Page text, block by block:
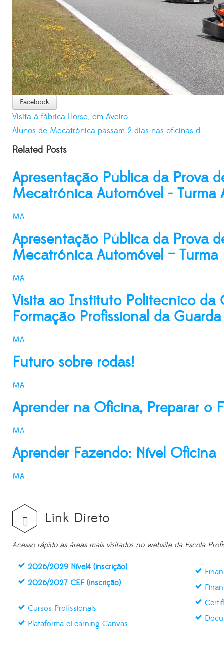
Facebook
Visita à fábrica Horse, em Aveiro
Alunos de Mecatrónica passam 2 dias nas oficinas d...
Related Posts
Apresentação Pública da Prova
Mecatrónica Automóvel - Turma
MA
Apresentação Pública da Prova
Mecatrónica Automóvel – Turma
MA
Visita ao Instituto Politécnico da
Formação Profissional da Guarda
MA
Futuro sobre rodas!
MA
Aprender na Oficina, Preparar o
MA
Aprender Fazendo: Nível Oficina
MA
Link Direto
Acesso rápido as áreas mais visitados no website da Escola
2026/2029 Nível4 (inscrição)
2026/2027 CEF (inscrição)
Cursos Profissionais
Plataforma eLearning Canvas